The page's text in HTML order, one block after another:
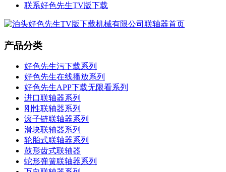
联系好色先生TV版下载
产品分类
好色先生污下载系列
好色先生在线播放系列
好色先生APP下载无限看系列
进口联轴器系列
刚性联轴器系列
滚子链联轴器系列
滑块联轴器系列
轮胎式联轴器系列
鼓形齿式联轴器
蛇形弹簧联轴器系列